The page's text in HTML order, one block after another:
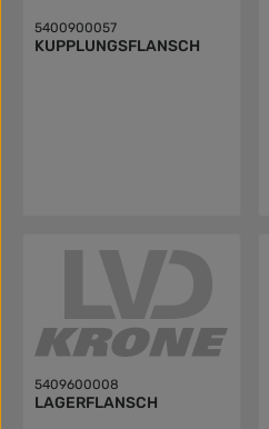
5400900057
KUPPLUNGSFLANSCH
5409600008
LAGERFLANSCH